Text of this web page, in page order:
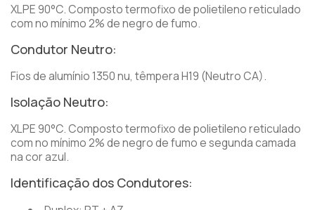
XLPE 90°C. Composto termofixo de polietileno reticulado
com no mínimo 2% de negro de fumo.
Condutor Neutro:
Fios de alumínio 1350 nu, têmpera H19 (Neutro CA).
Isolação Neutro:
XLPE 90°C. Composto termofixo de polietileno reticulado
com no mínimo 2% de negro de fumo e segunda camada
na cor azul.
Identificação dos Condutores: